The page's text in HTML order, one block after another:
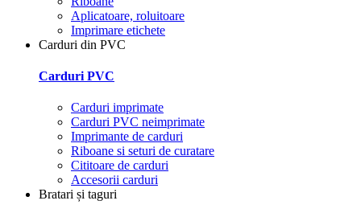
Aplicatoare, roluitoare
Imprimare etichete
Carduri din PVC
Carduri PVC
Carduri imprimate
Carduri PVC neimprimate
Imprimante de carduri
Riboane si seturi de curatare
Cititoare de carduri
Accesorii carduri
Bratari și taguri